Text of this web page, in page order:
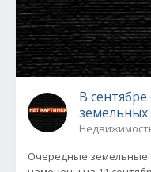
В
земельных
Очередные земельные